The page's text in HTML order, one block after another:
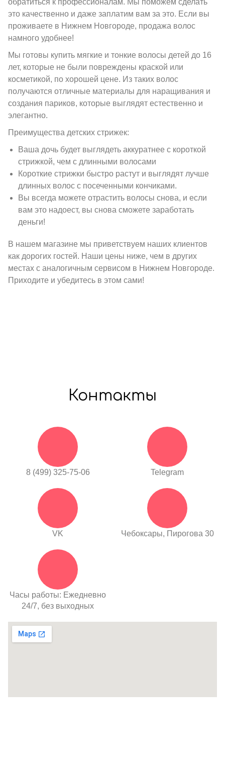
обратиться к профессионалам. Мы поможем сделать
это качественно и даже заплатим вам за это. Если вы
проживаете в Нижнем Новгороде, продажа волос
намного удобнее!
Мы готовы купить мягкие и тонкие волосы детей до 16
лет, которые не были повреждены краской или
косметикой, по хорошей цене. Из таких волос
получаются отличные материалы для наращивания и
создания париков, которые выглядят естественно и
элегантно.
Преимущества детских стрижек:
Ваша дочь будет выглядеть аккуратнее с короткой
стрижкой, чем с длинными волосами
Короткие стрижки быстро растут и выглядят лучше
длинных волос с посеченными кончиками.
Вы всегда можете отрастить волосы снова, и если
вам это надоест, вы снова сможете заработать
деньги!
В нашем магазине мы приветствуем наших клиентов
как дорогих гостей. Наши цены ниже, чем в других
местах с аналогичным сервисом в Нижнем Новгороде.
Приходите и убедитесь в этом сами!
Контакты
8 (499) 325-75-06 Telegram
VK Чебоксары, Пирогова 30
Часы работы: Ежедневно
24/7, без выходных